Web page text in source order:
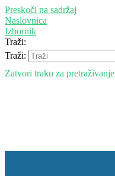
Preskoči na sadržaj
Naslovnica
Izbornik
Traži:
Traži:
Zatvori traku za pretraživanje